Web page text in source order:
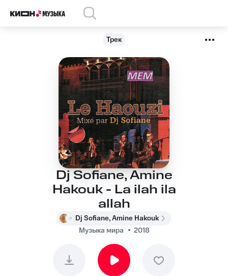
Трек
Dj Sofiane, Amine
Hakouk - La ilah ila
allah
Dj Sofiane, Amine Hakouk
Музыка мира
2018